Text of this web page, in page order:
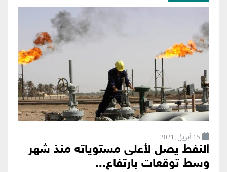
15 أبريل ,2021
النفط يصل لأعلى مستوياته منذ شهر
وسط توقعات بارتفاع...